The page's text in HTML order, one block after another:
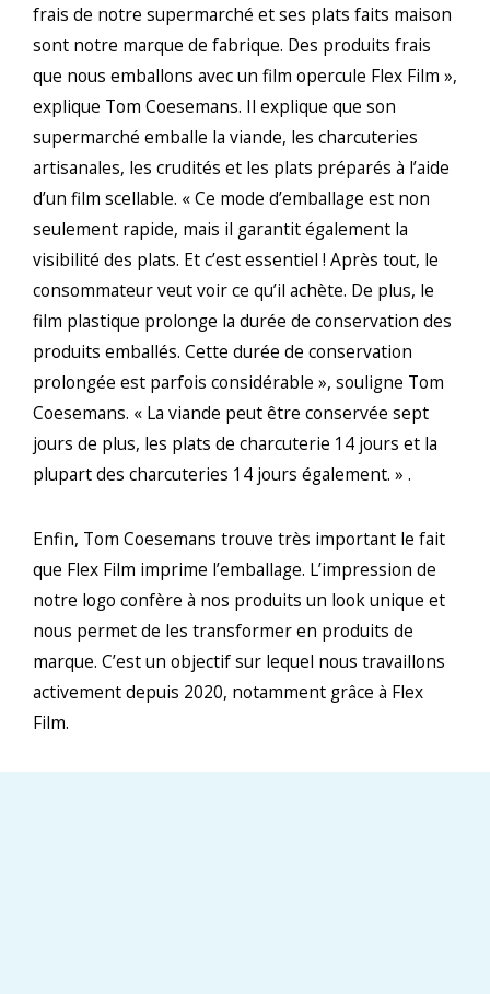
frais de notre supermarché et ses plats faits maison
sont notre marque de fabrique. Des produits frais
que nous emballons avec un film opercule Flex Film »,
explique Tom Coesemans. Il explique que son
supermarché emballe la viande, les charcuteries
artisanales, les crudités et les plats préparés à l’aide
d’un film scellable. « Ce mode d’emballage est non
seulement rapide, mais il garantit également la
visibilité des plats. Et c’est essentiel ! Après tout, le
consommateur veut voir ce qu’il achète. De plus, le
film plastique prolonge la durée de conservation des
produits emballés. Cette durée de conservation
prolongée est parfois considérable », souligne Tom
Coesemans. « La viande peut être conservée sept
jours de plus, les plats de charcuterie 14 jours et la
plupart des charcuteries 14 jours également. » .
Enfin, Tom Coesemans trouve très important le fait
que Flex Film imprime l’emballage. L’impression de
notre logo confère à nos produits un look unique et
nous permet de les transformer en produits de
marque. C’est un objectif sur lequel nous travaillons
activement depuis 2020, notamment grâce à Flex
Film.